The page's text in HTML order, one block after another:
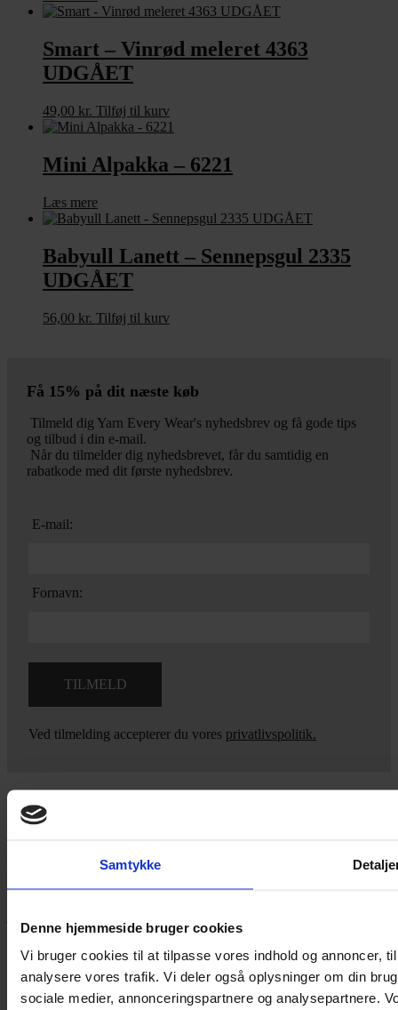
Samtykke
Denne hjemmeside bruger cookies
Vi bruger cookies til at tilpasse vores indhold og annoncer,
analysere vores trafik. Vi deler også oplysninger om din
sociale medier, annonceringspartnere og analysepartnere.
Smart – Vinrød meleret 4363
UDGÅET
49,00 kr. Tilføj til kurv
Mini Alpakka – 6221
Læs mere
Babyull Lanett – Sennepsgul 2335
UDGÅET
56,00 kr. Tilføj til kurv
Få 15% på dit næste køb
Tilmeld dig Yarn Every Wear's nyhedsbrev og få gode tips
og tilbud i din e-mail.
Når du tilmelder dig nyhedsbrevet, får du samtidig en
rabatkode med dit første nyhedsbrev.
E-mail:
Fornavn:
Ved tilmelding accepterer du vores privatlivspolitik.
Yarn Every Wear
60 51 96 50
post@yarneverywear.dk
CVR 43041649